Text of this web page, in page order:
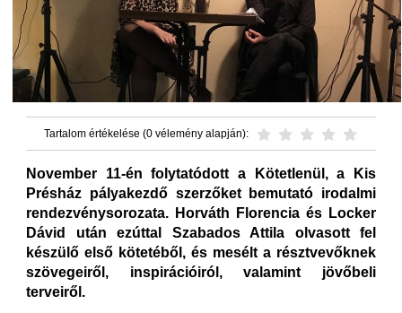
Tartalom értékelése (0 vélemény alapján):
November 11-én folytatódott a Kötetlenül, a Kis
Présház pályakezdő szerzőket bemutató irodalmi
rendezvénysorozata. Horváth Florencia és Locker
Dávid után ezúttal Szabados Attila olvasott fel
készülő első kötetéből, és mesélt a résztvevőknek
szövegeiről, inspirációiról, valamint jövőbeli
terveiről.